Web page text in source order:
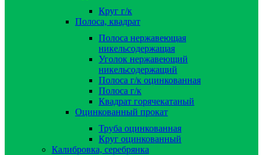
Круг г/к
Полоса, квадрат
Полоса нержавеющая
никельсодержащая
Уголок нержавеющий
никельсодержащий
Полоса г/к оцинкованная
Полоса г/к
Квадрат горячекатаный
Оцинкованный прокат
Труба оцинкованная
Круг оцинкованный
Калибровка, серебрянка